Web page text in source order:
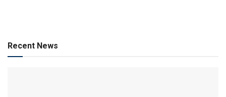
Recent News